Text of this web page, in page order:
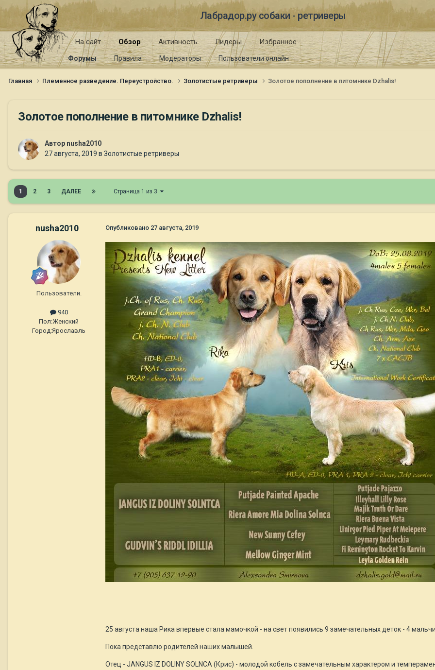
Лабрадор.ру собаки - ретриверы
На сайт Обзор
Форумы Правила Модераторы Пользователи онлайн
Активность Лидеры Избранное
Главная Племенное разведение. Переустройство. Золотистые ретриверы Золотое пополнение в питомнике Dzhalis!
Золотое пополнение в питомнике Dzhalis!
Автор nusha2010
27 августа, 2019 в Золотистые ретриверы
1 2 3 ДАЛЕЕ Страница 1 из 3
nusha2010
Пользователи.
940
Пол:Женский
Город:Ярославль
Опубликовано 27 августа, 2019
25 августа наша Рика впервые стала мамочкой - на свет появились 9 замечательных деток - 4
Пока представлю родителей наших малышей.
Отец - JANGUS IZ DOLINY SOLNCA (Крис) - молодой кобель с замечательным характером и